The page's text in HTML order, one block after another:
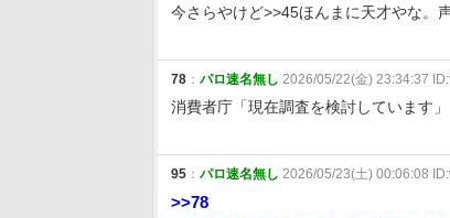
今さらやけど>>45ほんまに天才やな。
78 ： パロ速名無し 2026/05/22(金) 23:34:37
消費者庁「現在調査を検討しています
95 ： パロ速名無し 2026/05/23(土) 00:06:08
>>78